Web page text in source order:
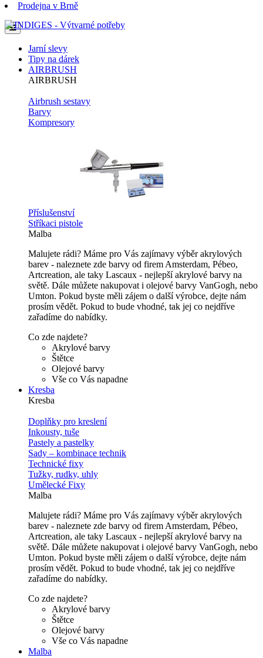
Prodejna v Brně
Jarní slevy
Tipy na dárek
AIRBRUSH
AIRBRUSH
Airbrush sestavy
Barvy
Kompresory
Příslušenství
Stříkaci pistole
Malba
Malujete rádi? Máme pro Vás zajímavy výběr akrylových
barev - naleznete zde barvy od firem Amsterdam, Pébeo,
Artcreation, ale taky Lascaux - nejlepší akrylové barvy na
světě. Dále můžete nakupovat i olejové barvy VanGogh, nebo
Umton. Pokud byste měli zájem o další výrobce, dejte nám
prosím vědět. Pokud to bude vhodné, tak jej co nejdříve
zařadíme do nabídky.
Co zde najdete?
Akrylové barvy
Štětce
Olejové barvy
Vše co Vás napadne
Kresba
Kresba
Doplňky pro kreslení
Inkousty, tuše
Pastely a pastelky
Sady – kombinace technik
Technické fixy
Tužky, rudky, uhly
Umělecké Fixy
Malba
Malujete rádi? Máme pro Vás zajímavy výběr akrylových
barev - naleznete zde barvy od firem Amsterdam, Pébeo,
Artcreation, ale taky Lascaux - nejlepší akrylové barvy na
světě. Dále můžete nakupovat i olejové barvy VanGogh, nebo
Umton. Pokud byste měli zájem o další výrobce, dejte nám
prosím vědět. Pokud to bude vhodné, tak jej co nejdříve
zařadíme do nabídky.
Co zde najdete?
Akrylové barvy
Štětce
Olejové barvy
Vše co Vás napadne
Malba